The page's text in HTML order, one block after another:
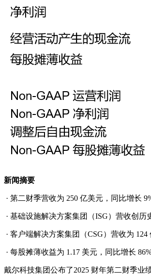
新闻摘要
· 第二财季营收为 250 亿美元，同比增长
· 基础设施解决方案集团（ISG）营收创
· 客户端解决方案集团（CSG）营收为
· 每股摊薄收益为 1.17 美元，同比增长
戴尔科技集团公布了2025 财年第二财季业